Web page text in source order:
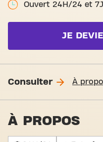
Ouvert 24H/24 et
JE
Consulter À
À PROPOS